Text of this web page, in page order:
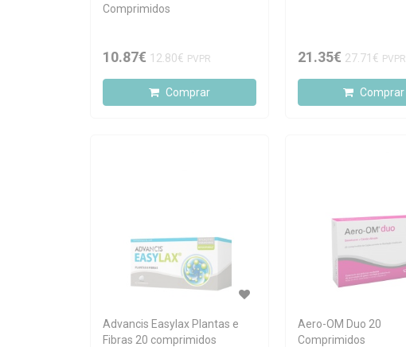
Comprimidos
10.87€ 12.80€ PVPR
Comprar
21.35€ 27.71€ PVPR
Comprar
Advancis Easylax Plantas e
Fibras 20 comprimidos
Aero-OM Duo 20
Comprimidos